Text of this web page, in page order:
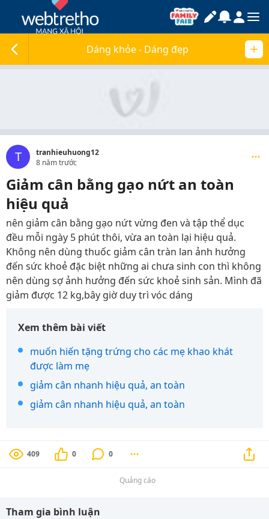
Dáng khỏe - Dáng đẹp
T
tranhieuhuong12
8 năm trước
Giảm cân bằng gạo nứt an toàn
hiệu quả
nên giảm cân bằng gạo nứt vừng đen và tập thể dục
đều mỗi ngày 5 phút thôi, vừa an toàn lại hiệu quả.
Không nên dùng thuốc giảm cân tràn lan ảnh hưởng
đến sức khoẻ đặc biệt những ai chưa sinh con thì không
nên dùng sợ ảnh hưởng đến sức khoẻ sinh sản. Mình đã
giảm được 12 kg,bây giờ duy trì vóc dáng
Xem thêm bài viết
muốn hiến tặng trứng cho các mẹ khao khát
được làm mẹ
giảm cân nhanh hiệu quả, an toàn
giảm cân nhanh hiệu quả, an toàn
409 0 0
Quảng cáo
Tham gia bình luận